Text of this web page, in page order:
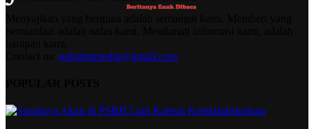
redjatimmedia@gmail.com